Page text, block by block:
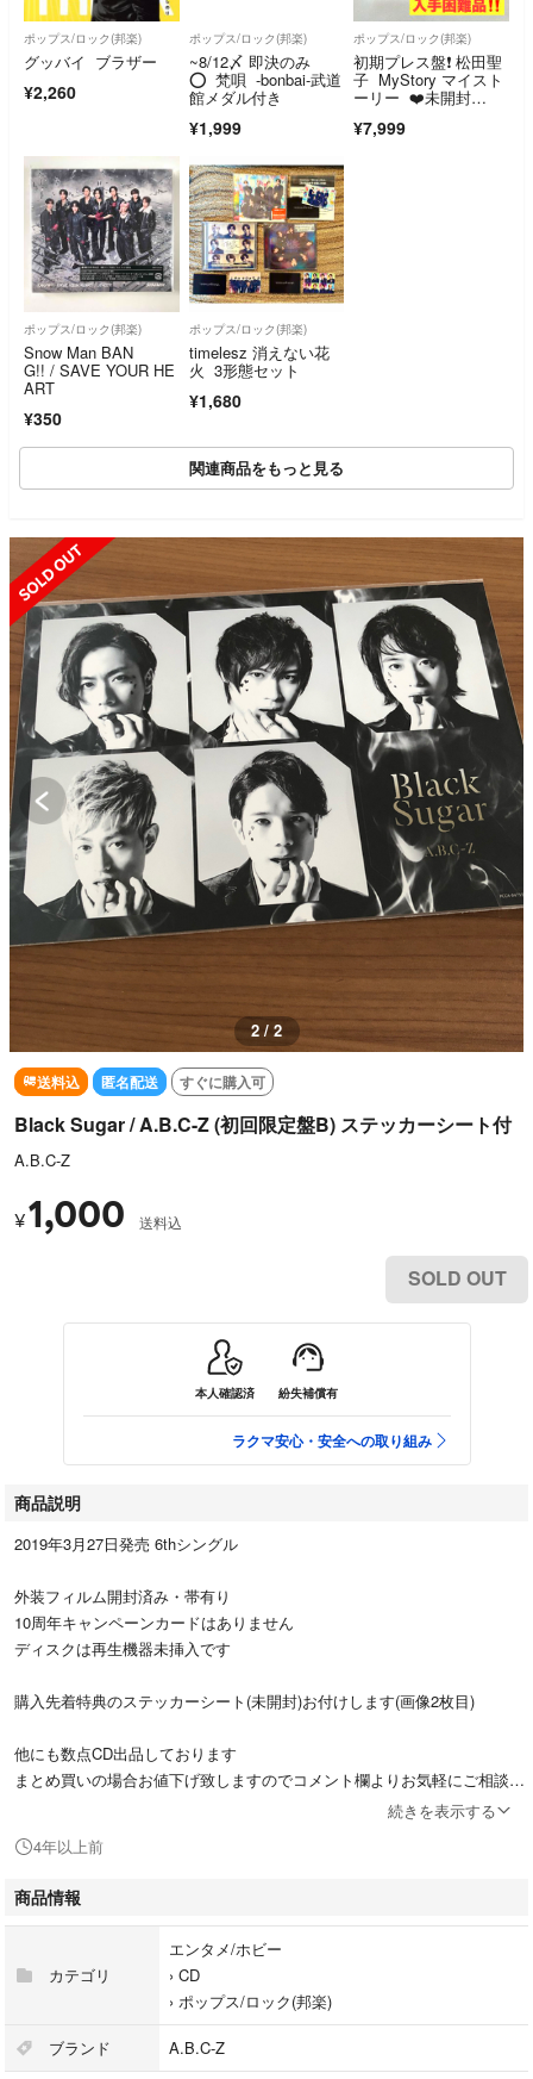
ポップス/ロック(邦楽)
グッバイ ブラザー
¥2,260
ポップス/ロック(邦楽)
~8/12〆 即決のみ
⭕ 梵唄 -bonbai-武道
館メダル付き
¥1,999
ポップス/ロック(邦楽)
初期プレス盤❗️ 松田聖
子 MyStory マイスト
ーリー ❤️未開封
品 レア
¥7,999
ポップス/ロック(邦楽)
Snow Man BAN
G!! / SAVE YOUR HE
ART
¥350
ポップス/ロック(邦楽)
timelesz 消えない花
火 3形態セット
¥1,680
関連商品をもっと見る
2 / 2
送料込 匿名配送 すぐに購入可
Black Sugar / A.B.C-Z (初回限定盤B) ステッカーシート付
A.B.C-Z
¥1,000 送料込
SOLD OUT
本人確認済 紛失補償有
ラクマ安心・安全への取り組み
商品説明
2019年3月27日発売 6thシングル
外装フィルム開封済み・帯有り
10周年キャンペーンカードはありません
ディスクは再生機器未挿入です
購入先着特典のステッカーシート(未開封)お付けします(画像2枚目)
他にも数点CD出品しております
まとめ買いの場合お値下げ致しますのでコメント欄よりお気軽にご相談く
《CD》
01.Black Sugar
02.ONE MORE KISS
《特典DVD》
A.B.C-Z 2018-2019 Love Battle Tour YOKOHAMA ARENA DIGEST
橋本良亮 戸塚祥太 河合郁人 五関晃一 塚田僚一
続きを表示する
4年以上前
商品情報
カテゴリ
エンタメ/ホビー
› CD
› ポップス/ロック(邦楽)
ブランド A.B.C-Z